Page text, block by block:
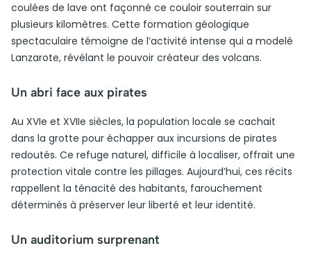
coulées de lave ont façonné ce couloir souterrain sur
plusieurs kilomètres. Cette formation géologique
spectaculaire témoigne de l’activité intense qui a modelé
Lanzarote, révélant le pouvoir créateur des volcans.
Un abri face aux pirates
Au XVIe et XVIIe siècles, la population locale se cachait
dans la grotte pour échapper aux incursions de pirates
redoutés. Ce refuge naturel, difficile à localiser, offrait une
protection vitale contre les pillages. Aujourd’hui, ces récits
rappellent la ténacité des habitants, farouchement
déterminés à préserver leur liberté et leur identité.
Un auditorium surprenant